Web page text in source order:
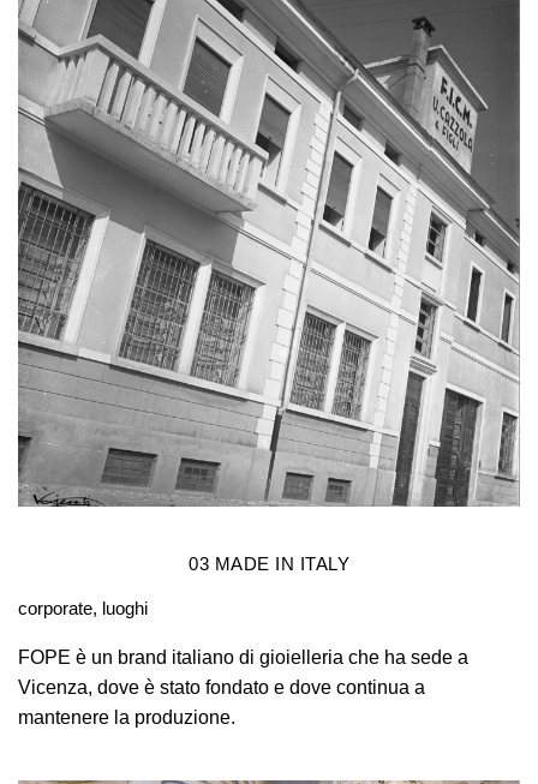
03 MADE IN ITALY
corporate, luoghi
FOPE è un brand italiano di gioielleria che ha sede a
Vicenza, dove è stato fondato e dove continua a
mantenere la produzione.